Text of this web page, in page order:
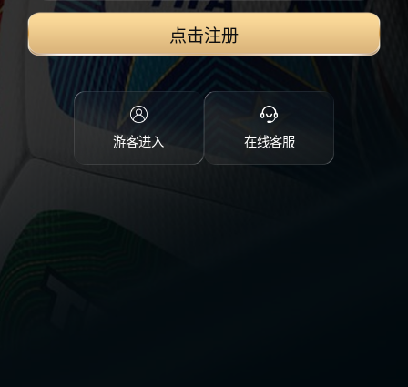
点击注册
游客进入 在线客服